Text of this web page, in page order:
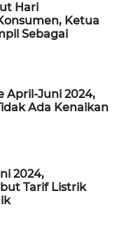
Hari
Ketua
Sebagai
April-Juni 2024,
Ada Kenaikan
2024,
Tarif Listrik